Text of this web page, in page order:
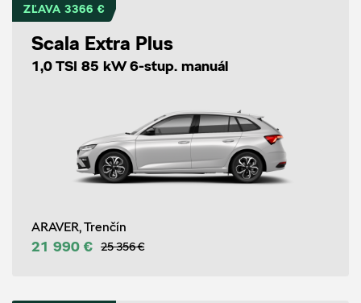
ZĽAVA 3366 €
Scala Extra Plus
1,0 TSI 85 kW 6-stup. manuál
ARAVER, Trenčín
21 990 € 25 356 €